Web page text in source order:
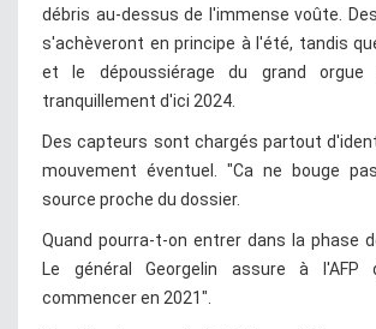
débris au-dessus de l'immense voûte.
s'achèveront en principe à l'été, tandis
et le dépoussiérage du grand orgue
tranquillement d'ici 2024.
Des capteurs sont chargés partout
mouvement éventuel. "Ca ne bouge
source proche du dossier.
Quand pourra-t-on entrer dans la phase
Le général Georgelin assure à l'AFP
commencer en 2021".